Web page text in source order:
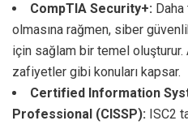
CompTIA Security+:
olmasına rağmen, siber
için sağlam bir temel
zafiyetler gibi konuları kapsar.
Certified Information
Professional (CISSP): ISC2